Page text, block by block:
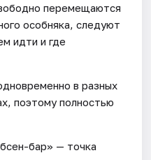
перемещаются
особняка, следуют
идти и где
в разных
поэтому полностью
бар» — точка